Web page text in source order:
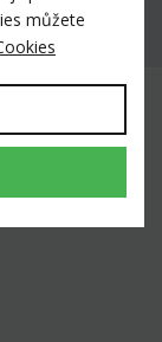
můžete